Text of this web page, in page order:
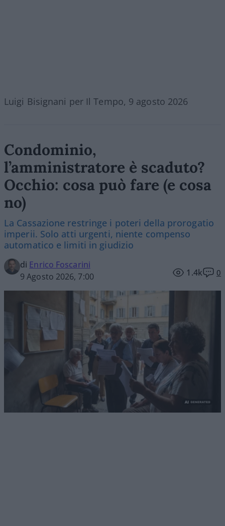
Luigi Bisignani per Il Tempo, 9 agosto 2026
Condominio,
l’amministratore è scaduto?
Occhio: cosa può fare (e cosa
no)
La Cassazione restringe i poteri della prorogatio
imperii. Solo atti urgenti, niente compenso
automatico e limiti in giudizio
di Enrico Foscarini
9 Agosto 2026, 7:00
1.4k 0